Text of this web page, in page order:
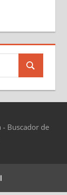
Buscar
- Buscador de